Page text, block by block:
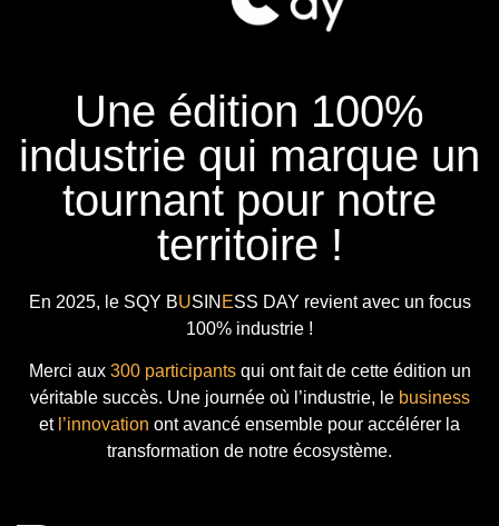
Une édition 100%
industrie qui marque un
tournant pour notre
territoire !
En 2025, le SQY BUSIN ESS DAY revient avec un focus
100% industrie !
Merci aux 300 participantsqui ont fait de cette édition un
véritable succès. Une journée où l’industrie, le business
et l’innovation ont avancé ensemble pour accélérer la
transformation de notre écosystème.